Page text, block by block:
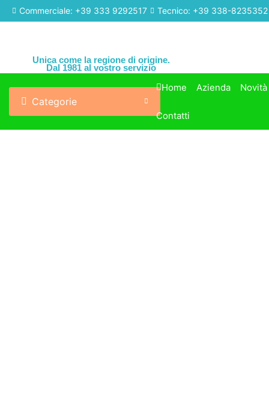
Commerciale: +39 333 9292517 Tecnico: +39 338-8235352
Unica come la regione di origine.
Dal 1981 al vostro servizio
Categorie
Home Azienda Novità
Contatti